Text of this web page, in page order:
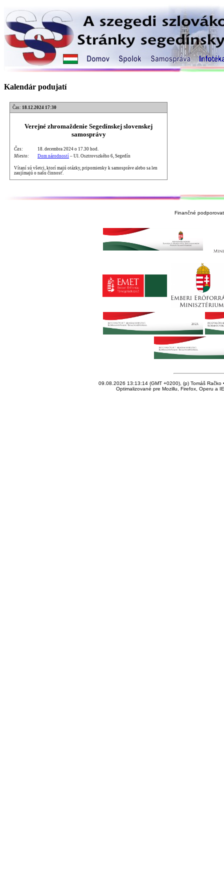
Kalendár podujatí
Čas: 18.12.2024 17:30
Verejné zhromaždenie Segedínskej slovenskej
samosprávy
Čas:
18. decembra 2024 o 17.30 hod.
Miesto:
Dom národností – Ul. Osztrovszkého 6, Segedín
Vítaní sú všetci, ktorí majú otázky, pripomienky k samospráve alebo sa len
zaujímajú o našu činnosť.
Finančné
09.08.2026 13:13:14 (GMT +0200), (p) Tomáš Račko
Optimalizované pre Mozillu, Firefox, Operu a